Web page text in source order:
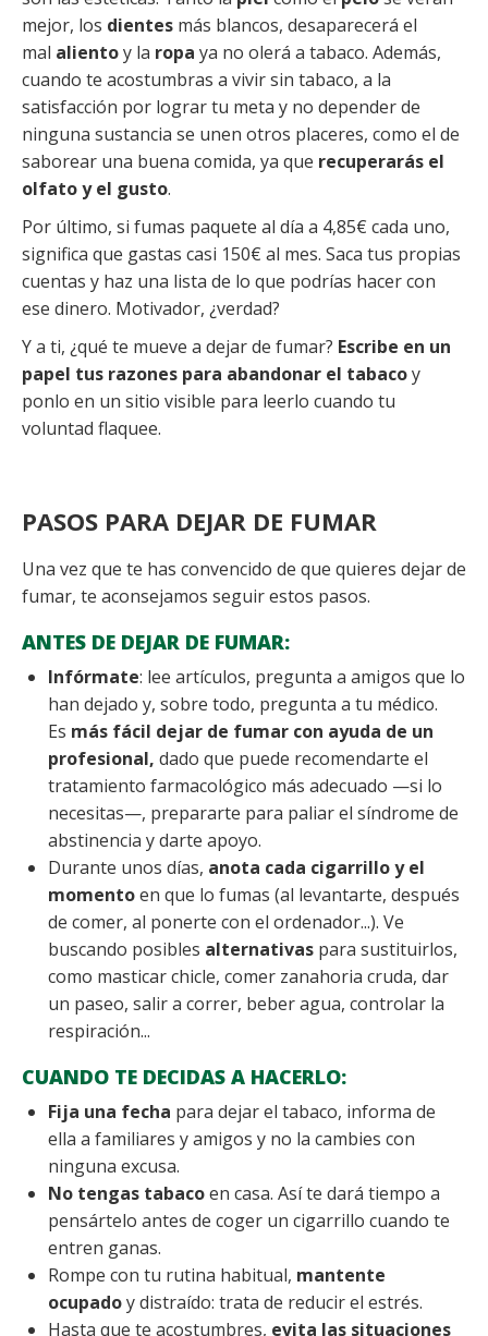
mejor, los dientes más blancos, desaparecerá el
mal alientoy la ropa ya no olerá a tabaco. Además,
cuando te acostumbras a vivir sin tabaco, a la
satisfacción por lograr tu meta y no depender de
ninguna sustancia se unen otros placeres, como el de
saborear una buena comida, ya que recuperarás el
olfato y el gusto.
Por último, si fumas paquete al día a 4,85€ cada uno,
significa que gastas casi 150€ al mes. Saca tus propias
cuentas y haz una lista de lo que podrías hacer con
ese dinero. Motivador, ¿verdad?
Y a ti, ¿qué te mueve a dejar de fumar? Escribe en un
papel tus razones para abandonar el tabacoy
ponlo en un sitio visible para leerlo cuando tu
voluntad flaquee.
PASOS PARA DEJAR DE FUMAR
Una vez que te has convencido de que quieres dejar de
fumar, te aconsejamos seguir estos pasos.
ANTES DE DEJAR DE FUMAR:
Infórmate: lee artículos, pregunta a amigos que lo
han dejado y, sobre todo, pregunta a tu médico.
Es más fácil dejar de fumar con ayuda de un
profesional, dado que puede recomendarte el
tratamiento farmacológico más adecuado —si lo
necesitas—, prepararte para paliar el síndrome de
abstinencia y darte apoyo.
Durante unos días, anota cada cigarrillo y el
momentoen que lo fumas (al levantarte, después
de comer, al ponerte con el ordenador...). Ve
buscando posibles alternativas para sustituirlos,
como masticar chicle, comer zanahoria cruda, dar
un paseo, salir a correr, beber agua, controlar la
respiración...
CUANDO TE DECIDAS A HACERLO:
Fija una fecha para dejar el tabaco, informa de
ella a familiares y amigos y no la cambies con
ninguna excusa.
No tengas tabacoen casa. Así te dará tiempo a
pensártelo antes de coger un cigarrillo cuando te
entren ganas.
Rompe con tu rutina habitual, mantente
ocupadoy distraído: trata de reducir el estrés.
Hasta que te acostumbres, evita las situaciones